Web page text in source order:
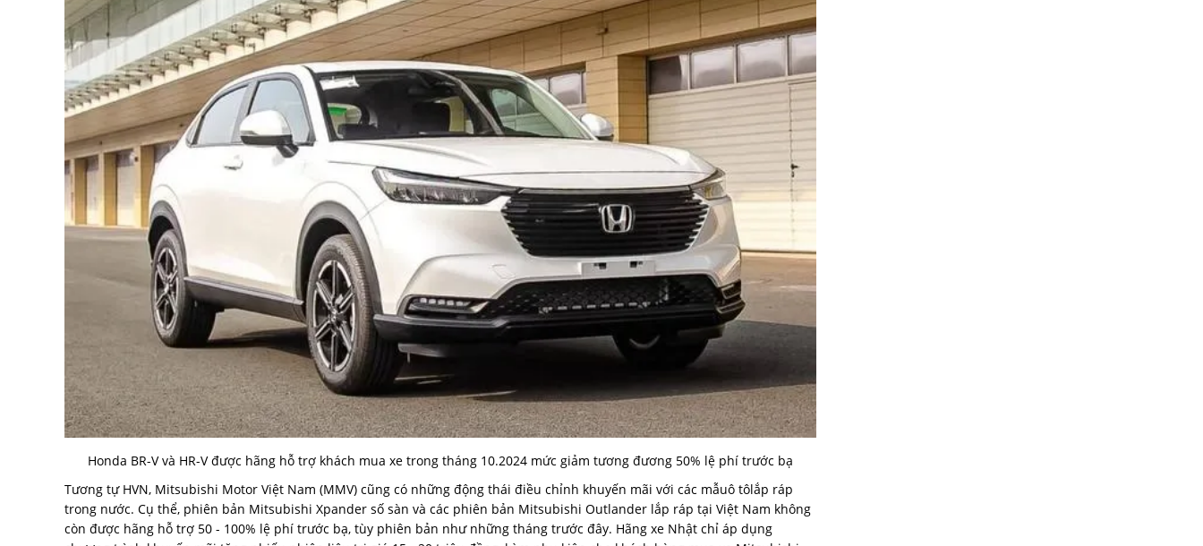
Honda BR-V và HR-V được hãng hỗ trợ khách mua xe trong tháng 10.2024 mức giảm tương đương 50% lệ phí trước bạ
Tương tự HVN, Mitsubishi Motor Việt Nam (MMV) cũng có những động thái điều chỉnh khuyến mãi với các mẫuô tôlắp ráp
trong nước. Cụ thể, phiên bản Mitsubishi Xpander số sàn và các phiên bản Mitsubishi Outlander lắp ráp tại Việt Nam không
còn được hãng hỗ trợ 50 - 100% lệ phí trước bạ, tùy phiên bản như những tháng trước đây. Hãng xe Nhật chỉ áp dụng